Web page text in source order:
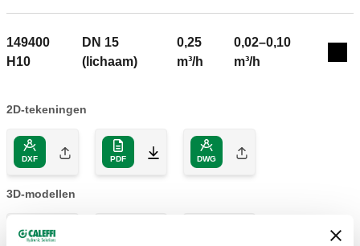
149400
H10
DN 15
(lichaam)
0,25
m³/h
0,02–0,10
m³/h
2D-tekeningen
DXF PDF DWG
3D-modellen
IGS